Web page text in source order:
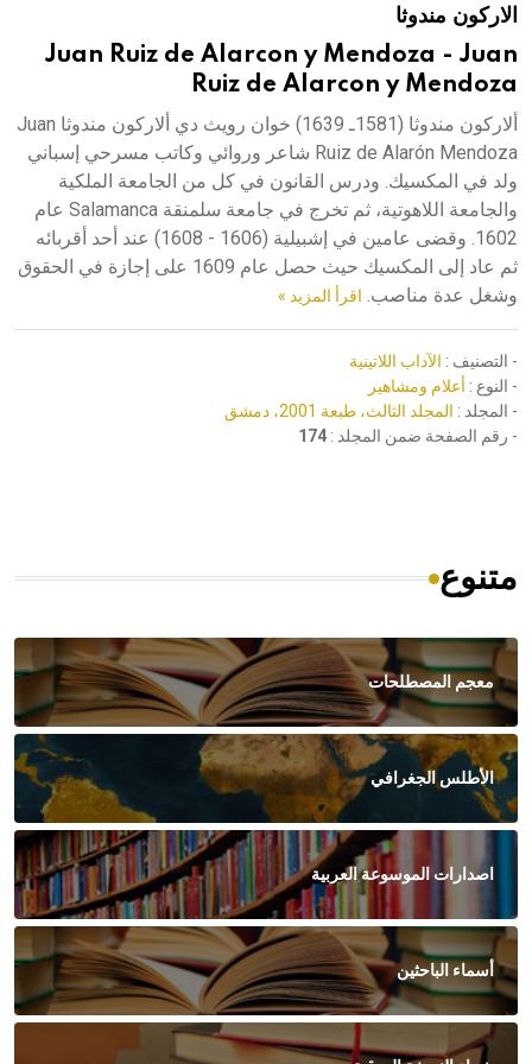
هيئة الموسوعة العربية تطلق موسوعات جديدة في عام 2026الاركون مندوثا
Juan Ruiz de Alarcon y Mendoza - Juan
Ruiz de Alarcon y Mendoza
ألاركون مندوثا (1581ـ 1639) خوان رويث دي ألاركون مندوثا Juan
Ruiz de Alarón Mendoza شاعر وروائي وكاتب مسرحي إسباني
ولد في المكسيك. ودرس القانون في كل من الجامعة الملكية
والجامعة اللاهوتية، ثم تخرج في جامعة سلمنقة Salamanca عام
1602. وقضى عامين في إشبيلية (1606 - 1608) عند أحد أقربائه
ثم عاد إلى المكسيك حيث حصل عام 1609 على إجازة في الحقوق
وشغل عدة مناصب. اقرأ المزيد »
- التصنيف : الآداب اللاتينية
- النوع : أعلام ومشاهير
- المجلد : المجلد الثالث، طبعة 2001، دمشق
- رقم الصفحة ضمن المجلد : 174
متنوع
معجم المصطلحات
الأطلس الجغرافي
اصدارات الموسوعة العربية
أسماء الباحثين